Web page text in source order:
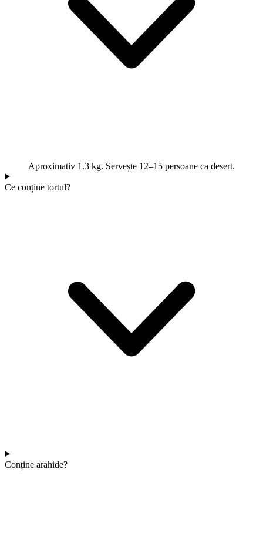
Aproximativ 1.3 kg. Servește 12–15 persoane ca desert.
Ce conține tortul?
Conține arahide?